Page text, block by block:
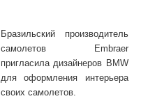
Бразильский производитель
самолетов Embraer
пригласила дизайнеров BMW
для оформления интерьера
своих самолетов.